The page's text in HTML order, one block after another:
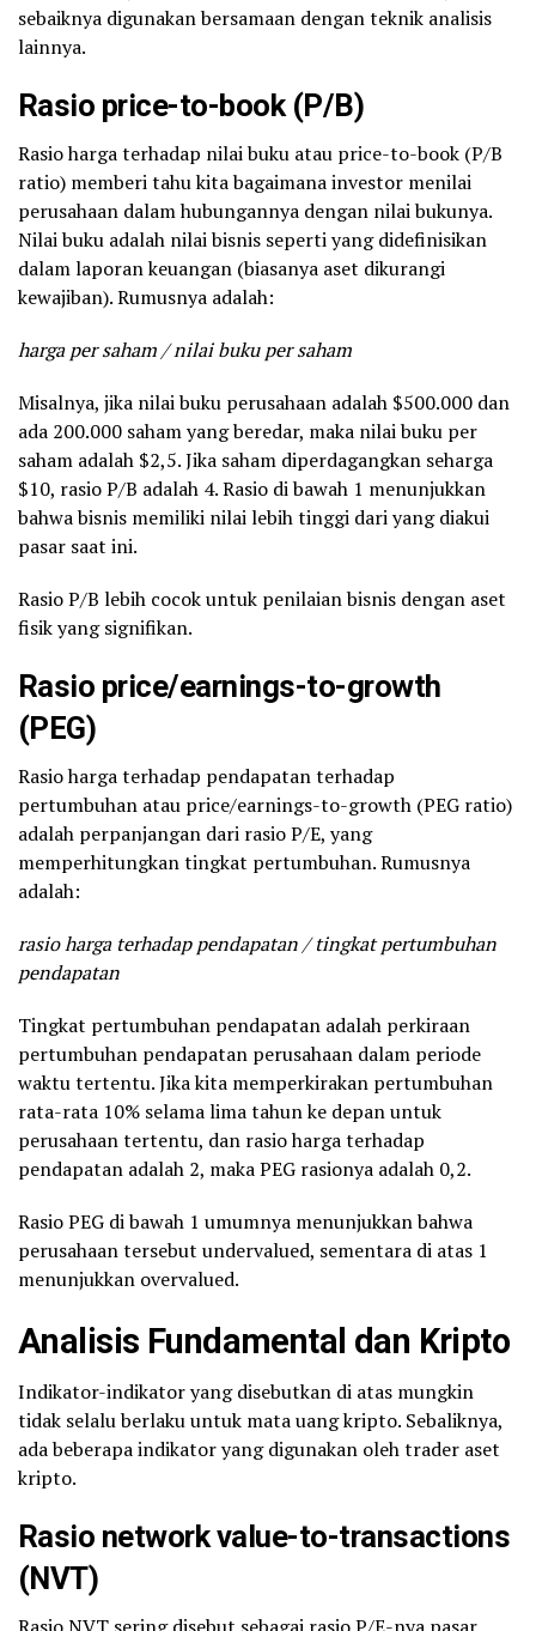
sebaiknya digunakan bersamaan dengan teknik analisis
lainnya.
Rasio price-to-book (P/B)
Rasio harga terhadap nilai buku atau price-to-book (P/B
ratio) memberi tahu kita bagaimana investor menilai
perusahaan dalam hubungannya dengan nilai bukunya.
Nilai buku adalah nilai bisnis seperti yang didefinisikan
dalam laporan keuangan (biasanya aset dikurangi
kewajiban). Rumusnya adalah:
harga per saham / nilai buku per saham
Misalnya, jika nilai buku perusahaan adalah $500.000 dan
ada 200.000 saham yang beredar, maka nilai buku per
saham adalah $2,5. Jika saham diperdagangkan seharga
$10, rasio P/B adalah 4. Rasio di bawah 1 menunjukkan
bahwa bisnis memiliki nilai lebih tinggi dari yang diakui
pasar saat ini.
Rasio P/B lebih cocok untuk penilaian bisnis dengan aset
fisik yang signifikan.
Rasio price/earnings-to-growth
(PEG)
Rasio harga terhadap pendapatan terhadap
pertumbuhan atau price/earnings-to-growth (PEG ratio)
adalah perpanjangan dari rasio P/E, yang
memperhitungkan tingkat pertumbuhan. Rumusnya
adalah:
rasio harga terhadap pendapatan / tingkat pertumbuhan
pendapatan
Tingkat pertumbuhan pendapatan adalah perkiraan
pertumbuhan pendapatan perusahaan dalam periode
waktu tertentu. Jika kita memperkirakan pertumbuhan
rata-rata 10% selama lima tahun ke depan untuk
perusahaan tertentu, dan rasio harga terhadap
pendapatan adalah 2, maka PEG rasionya adalah 0,2.
Rasio PEG di bawah 1 umumnya menunjukkan bahwa
perusahaan tersebut undervalued, sementara di atas 1
menunjukkan overvalued.
Analisis Fundamental dan Kripto
Indikator-indikator yang disebutkan di atas mungkin
tidak selalu berlaku untuk mata uang kripto. Sebaliknya,
ada beberapa indikator yang digunakan oleh trader aset
kripto.
Rasio network value-to-transactions
(NVT)